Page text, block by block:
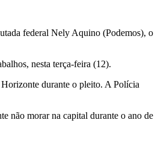
federal Nely Aquino (Podemos), o
nesta terça-feira (12).
durante o pleito. A Polícia
não morar na capital durante o ano de